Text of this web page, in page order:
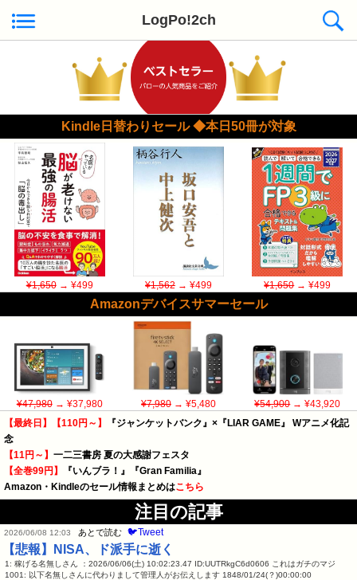
LogPo!2ch
Kindle日替わりセール ◆本日50冊が対象
¥1,650→ ¥499 ¥1,562→ ¥499 ¥1,650→ ¥499
Amazonデバイスサマーセール
¥47,980→ ¥37,980 ¥7,980→ ¥5,480 ¥54,900→ ¥43,920
【最終日】【110円～】
『ジャンケットバンク』×『LIAR GAME』 Wアニメ化記
念
【11円～】 一二三書房 夏の大感謝フェスタ
【全巻99円】
『いんブラ！』『Gran Familia』
Amazon・Kindleのセール情報まとめはこちら
注目の記事
2026/06/08 12:03 あとで読む 🐦Tweet
【悲報】NISA、ド派手に逝く
1: 稼げる名無しさん ：2026/06/06(土) 10:02:23.47 ID:UUTRkgC6d0606 これはガチのマジ
1001: 以下名無しさんに代わりまして管理人がお伝えします 1848/01/24(？)00:00:00